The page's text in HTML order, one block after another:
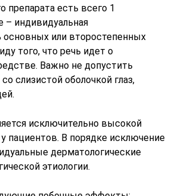
препарата есть всего 1
– индивидуальная
основных или второстепенных
того, что речь идет о
Важно не допустить
слизистой оболочкой глаз,
исключительно высокой
пациентов. В порядке исключение
дерматологические
этиологии.